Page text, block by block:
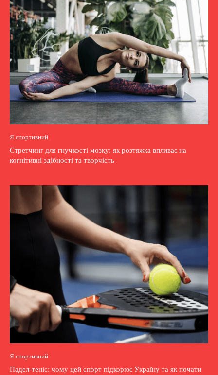
Я спортивний
Стретчинг для гнучкості мозку: як розтяжка впливає на
когнітивні здібності та творчість
Я спортивний
Падел-теніс: чому цей спорт підкорює Україну та як почати